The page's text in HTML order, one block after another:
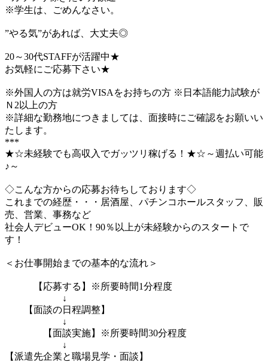
※学生は、ごめんなさい。
”やる気”があれば、大丈夫◎
20～30代STAFFが活躍中★
お気軽にご応募下さい★
※外国人の方は就労VISAをお持ちの方 ※日本語能力試験が
Ｎ2以上の方
※詳細な勤務地につきましては、面接時にご確認をお願いい
たします。
***
★☆未経験でも高収入でガッツリ稼げる！★☆～週払い可能
♪～
◇こんな方からの応募お待ちしております◇
これまでの経歴・・・居酒屋、パチンコホールスタッフ、販
売、営業、事務など
社会人デビューOK！90％以上が未経験からのスタートで
す！
＜お仕事開始までの基本的な流れ＞
【応募する】※所要時間1分程度
↓
【面談の日程調整】
↓
【面談実施】※所要時間30分程度
↓
【派遣先企業と職場見学・面談】